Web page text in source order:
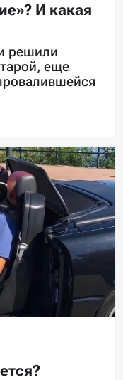
И какая
решили
еще